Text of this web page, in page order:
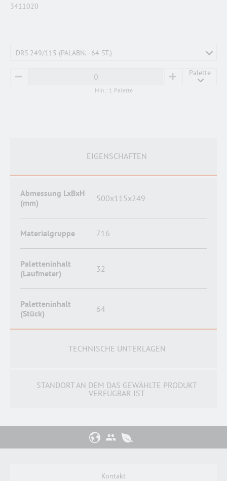
3411020
DRS 249/115 (PALABN. - 64 ST.)
MINUS PLUS
Palette
Min.: 1 Palette
EIGENSCHAFTEN
Abmessung LxBxH
(mm)
500x115x249
Materialgruppe 716
Paletteninhalt
(Laufmeter)
32
Paletteninhalt
(Stück)
64
TECHNISCHE UNTERLAGEN
STANDORT AN DEM DAS GEWÄHLTE PRODUKT
VERFÜGBAR IST
Kontakt